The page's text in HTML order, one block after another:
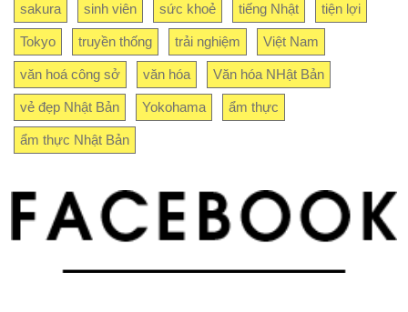
sakura sinh viên sức khoẻ tiếng Nhật tiện lợi
Tokyo truyền thống trải nghiệm Việt Nam
văn hoá công sở văn hóa Văn hóa NHật Bản
vẻ đẹp Nhật Bản Yokohama ẩm thực
ẩm thực Nhật Bản